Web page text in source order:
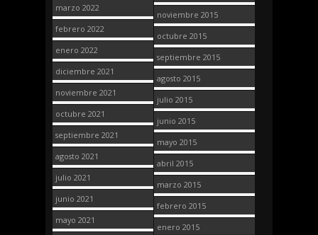
marzo 2022
febrero 2022
enero 2022
diciembre 2021
noviembre 2021
octubre 2021
septiembre 2021
agosto 2021
julio 2021
junio 2021
mayo 2021
noviembre 2015
octubre 2015
septiembre 2015
agosto 2015
julio 2015
junio 2015
mayo 2015
abril 2015
marzo 2015
febrero 2015
enero 2015